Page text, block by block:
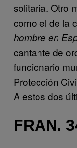
solitaria. Otro
como el de la
hombre en
cantante de
funcionario
Protección
A estos dos
FRAN.